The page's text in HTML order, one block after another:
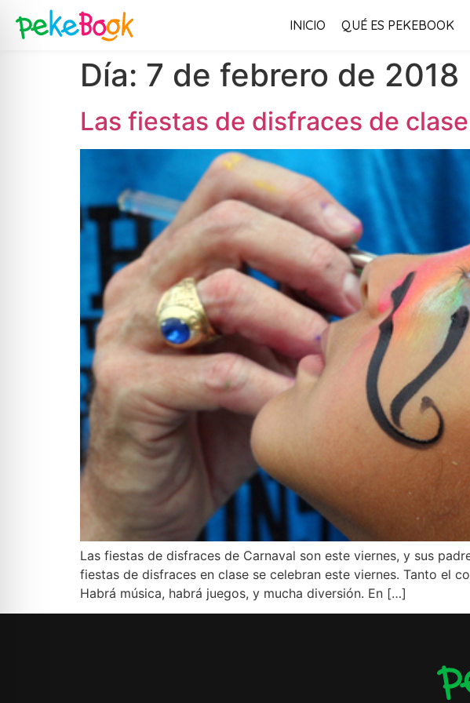
INICIO QUÉ ES PEKEBOOK
Día: 7 de febrero de 2018
Las fiestas de disfraces de clase
Las fiestas de disfraces de Carnaval son este viernes, y sus
fiestas de disfraces en clase se celebran este viernes. Tanto el
Habrá música, habrá juegos, y mucha diversión. En […]